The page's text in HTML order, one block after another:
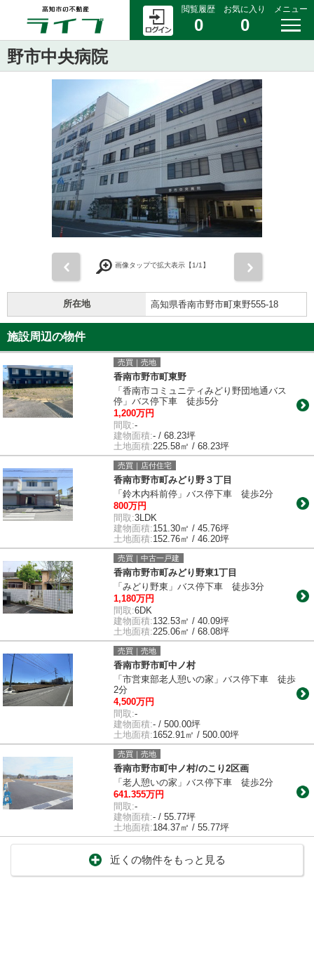
閲覧履歴
0
お気に入り
0
メニュー
野市中央病院
画像タップで拡大表示【1/1】
所在地 高知県香南市野市町東野555-18
施設周辺の物件
売買｜売地
香南市野市町東野
「香南市コミュニティみどり野団地通バス
停」バス停下車 徒歩5分
1,200万円
間取:-
建物面積:- / 68.23坪
土地面積:225.58㎡ / 68.23坪
売買｜店付住宅
香南市野市町みどり野３丁目
「鈴木内科前停」バス停下車 徒歩2分
800万円
間取:3LDK
建物面積:151.30㎡ / 45.76坪
土地面積:152.76㎡ / 46.20坪
売買｜中古一戸建
香南市野市町みどり野東1丁目
「みどり野東」バス停下車 徒歩3分
1,180万円
間取:6DK
建物面積:132.53㎡ / 40.09坪
土地面積:225.06㎡ / 68.08坪
売買｜売地
香南市野市町中ノ村
「市営東部老人憩いの家」バス停下車 徒歩
2分
4,500万円
間取:-
建物面積:- / 500.00坪
土地面積:1652.91㎡ / 500.00坪
売買｜売地
香南市野市町中ノ村/のこり2区画
「老人憩いの家」バス停下車 徒歩2分
641.355万円
間取:-
建物面積:- / 55.77坪
土地面積:184.37㎡ / 55.77坪
近くの物件をもっと見る